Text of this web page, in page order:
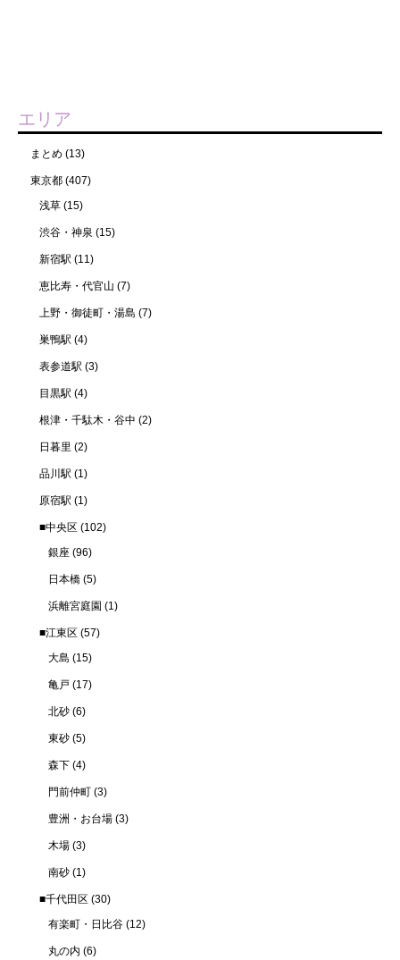
エリア
まとめ (13)
東京都 (407)
浅草 (15)
渋谷・神泉 (15)
新宿駅 (11)
恵比寿・代官山 (7)
上野・御徒町・湯島 (7)
巣鴨駅 (4)
表参道駅 (3)
目黒駅 (4)
根津・千駄木・谷中 (2)
日暮里 (2)
品川駅 (1)
原宿駅 (1)
■中央区 (102)
銀座 (96)
日本橋 (5)
浜離宮庭園 (1)
■江東区 (57)
大島 (15)
亀戸 (17)
北砂 (6)
東砂 (5)
森下 (4)
門前仲町 (3)
豊洲・お台場 (3)
木場 (3)
南砂 (1)
■千代田区 (30)
有楽町・日比谷 (12)
丸の内 (6)